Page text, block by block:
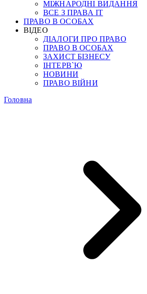
МІЖНАРОДНІ ВИДАННЯ
ВСЕ З ПРАВА ІТ
ПРАВО В ОСОБАХ
ВІДЕО
ДІАЛОГИ ПРО ПРАВО
ПРАВО В ОСОБАХ
ЗАХИСТ БІЗНЕСУ
ІНТЕРВ`Ю
НОВИНИ
ПРАВО ВІЙНИ
Головна